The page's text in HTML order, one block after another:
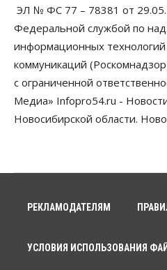
ЭЛ № ФС 77 – 78381 от
Федеральной службой по
информационных
коммуникаций
с ограниченной
Медиа» Infopro54.ru -
Новосибирской области.
РЕКЛАМОДАТЕЛЯМ
УСЛОВИЯ ИСПОЛЬЗОВАНИЯ